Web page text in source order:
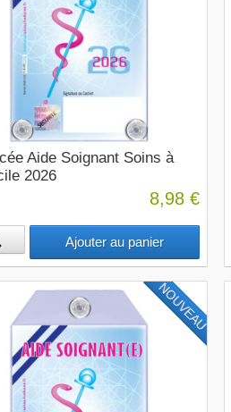
Aide Soignant Soins à
2026
8,98 €
Ajouter au panier
NOUVEAU